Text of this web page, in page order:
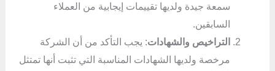
سمعة جيدة ولديها تقييمات إيجابية من العملاء
السابقين.
التراخيص والشهادات: يجب التأكد من أن الشركة
مرخصة ولديها الشهادات المناسبة التي تثبت أنها تمتثل